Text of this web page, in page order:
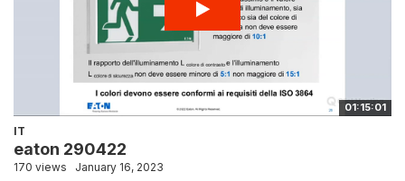
01:15:01
IT
eaton 290422
170 views January 16, 2023